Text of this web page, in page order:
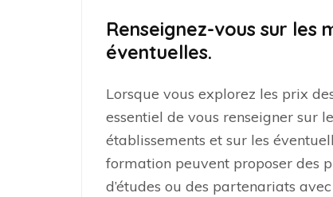
Renseignez-vous sur les
éventuelles.
Lorsque vous explorez les prix
essentiel de vous renseigner sur
établissements et sur les
formation peuvent proposer des
d’études ou des partenariats